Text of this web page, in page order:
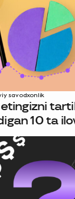
savodxonlik
10 ta